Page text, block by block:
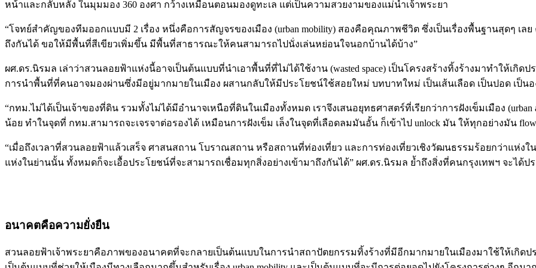
หน้าและกลับหลัง ในมุมมอง 360 องศา กว้างเหมือนตอนมองดูทะเล แต่เป็นความสวยงามของแม่น้ำเจ้าพระยา
“โจทย์สำคัญของทีมออกแบบมี 2 เรื่อง หนึ่งคือการสัญจรของเมือง (urban mobility) สองคือคุณภาพชีวิต ซึ่งเป็นเรื่องพื้นฐานสุดๆ เ
ถึงกันได้ ขอให้มีพื้นที่สีเขียวเพิ่มขึ้น มีพื้นที่สาธารณะให้คนสามารถไปนั่งเล่นหย่อนใจนอกบ้านได้บ้าง”
ผศ.ดร.นิรมล เล่าว่าสวนลอยฟ้าแห่งนี้อาจเป็นต้นแบบที่นำเอาพื้นที่ที่ไม่ได้ใช้งาน (wasted space) เป็นโครงสร้างทิ้งร้างมาทำให้เกิ
การนำพื้นที่ที่คนอาจมองผ่านซึ่งมีอยู่มากมายในเมือง ผสานกลับให้มีประโยชน์ใช้สอยใหม่ บทบาทใหม่ เป็นเส้นเลือด เป็นปอด เป็น
“กทม.ไม่ได้เป็นเจ้าของที่ดิน รวมทั้งไม่ได้มีอำนาจเหนือที่ดินในเมืองทั้งหมด เราจึงเสนอยุทธศาสตร์ที่เรียกว่าการฝังเข็มเมือง
น้อย ทำในจุดที่ กทม.สามารถจะเจรจาต่อรองได้ เหมือนการฝังเข็ม เล็งในจุดที่เลือดลมมันอั้น ก็เข้าไป unlock มัน ให้ทุกอย่างมัน
“เมื่อถึงเวลาที่สวนลอยฟ้าแล้วเสร็จ ศาสนสถาน โบราณสถาน หรือสถานที่ท่องเที่ยว และการท่องเที่ยวเชิงวัฒนธรรมร้อยกว่าแห่ง
แห่งในย่านนั้น ทั้งหมดก็จะเอื้อประโยชน์ที่จะสามารถเชื่อมทุกสิ่งอย่างเข้ามาถึงกันได้” ผศ.ดร.นิรมล ย้ำถึงสิ่งที่คนกรุงเทพฯ จะได้
อนาคตคือความยั่งยืน
สวนลอยฟ้าเจ้าพระยาคือภาพของอนาคตที่จะกลายเป็นต้นแบบในการนำสถาปัตยกรรมทิ้งร้างที่มีอีกมากมายในเมืองมาใช้ให้เกิด